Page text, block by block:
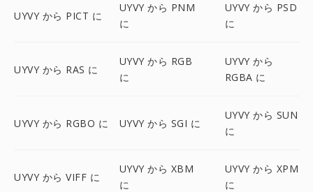
UYVY から PICT に
UYVY から PNM
に
UYVY から PSD
に
UYVY から RAS に
UYVY から RGB
に
UYVY から
RGBA に
UYVY から RGBO に UYVY から SGI に
UYVY から SUN
に
UYVY から VIFF に
UYVY から XBM
に
UYVY から XPM
に